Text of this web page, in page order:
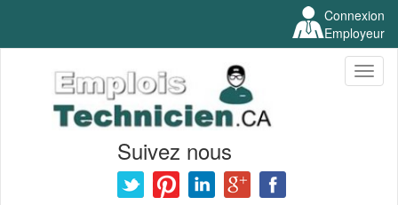
Connexion
Employeur
Suivez nous